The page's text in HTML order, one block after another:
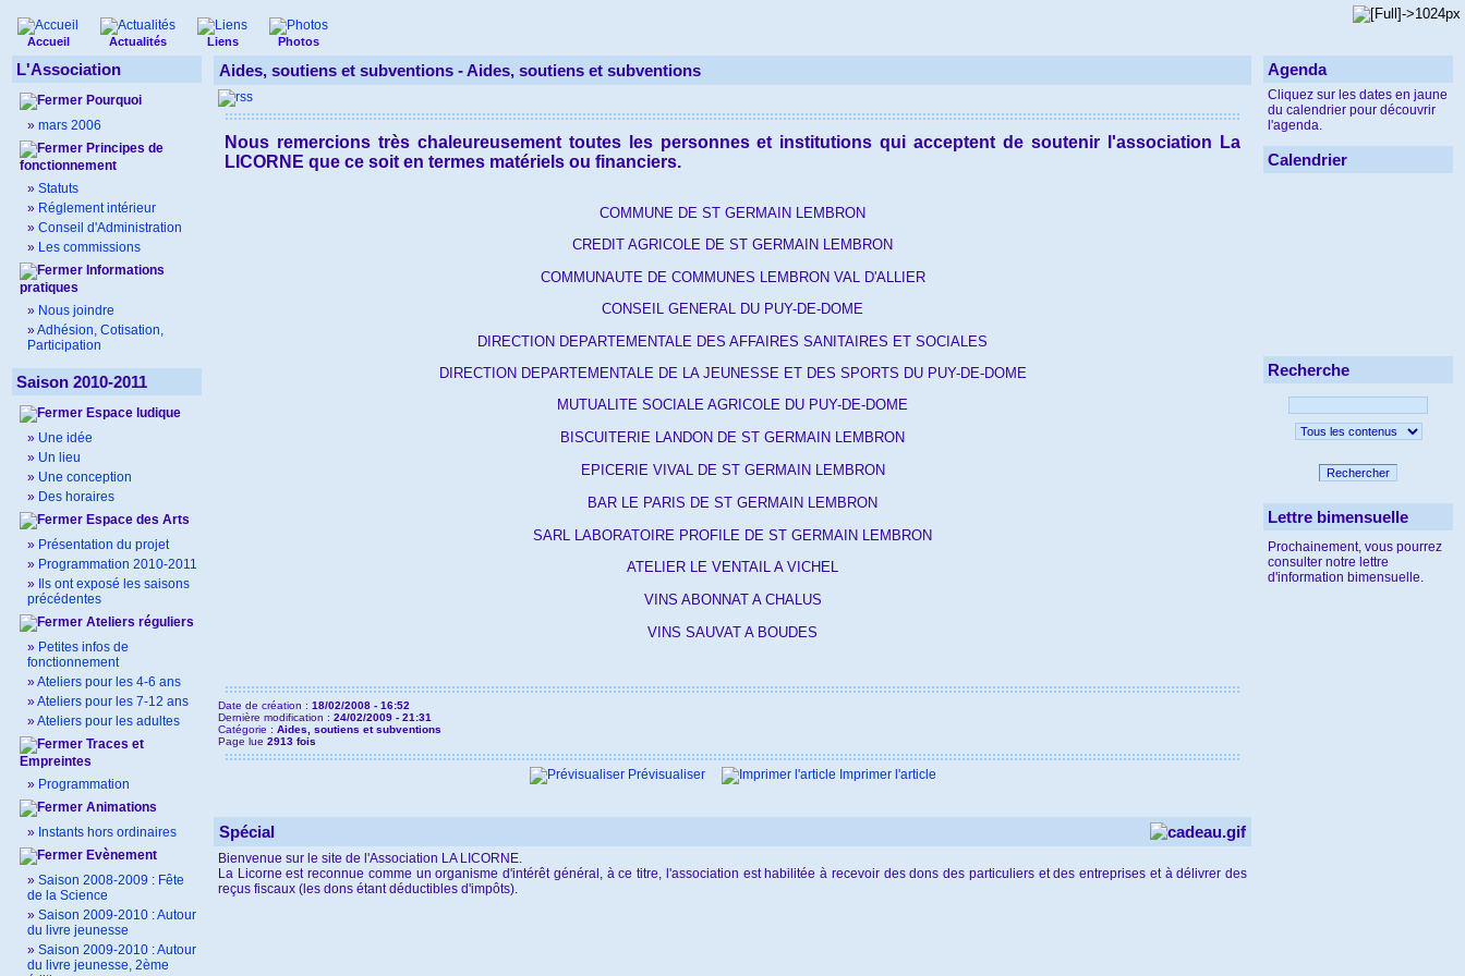
Accueil Actualités Liens Photos
L'Association
Pourquoi
» mars 2006
Principes de
fonctionnement
» Statuts
» Réglement intérieur
» Conseil d'Administration
» Les commissions
Informations
pratiques
» Nous joindre
»Adhésion, Cotisation,
Participation
Saison 2010-2011
Espace ludique
» Une idée
» Un lieu
» Une conception
» Des horaires
Espace des Arts
» Présentation du projet
» Programmation 2010-2011
»
Ils ont exposé les saisons
précédentes
Ateliers réguliers
» Petites infos de
fonctionnement
»Ateliers pour les 4-6 ans
»Ateliers pour les 7-12 ans
»Ateliers pour les adultes
Traces et
Empreintes
» Programmation
Animations
» Instants hors ordinaires
Evènement
» Saison 2008-2009 : Fête
de la Science
» Saison 2009-2010 : Autour
du livre jeunesse
» Saison 2009-2010 : Autour
du livre jeunesse, 2ème
Aides, soutiens et subventions -Aides, soutiens et subventions
Nous remercions très chaleureusement toutes les personnes et institutions qui acceptent de soutenir l'association La
LICORNE que ce soit en termes matériels ou financiers.
COMMUNE DE ST GERMAIN LEMBRON
CREDIT AGRICOLE DE ST GERMAIN LEMBRON
COMMUNAUTE DE COMMUNES LEMBRON VAL D'ALLIER
CONSEIL GENERAL DU PUY-DE-DOME
DIRECTION DEPARTEMENTALE DES AFFAIRES SANITAIRES ET SOCIALES
DIRECTION DEPARTEMENTALE DE LA JEUNESSE ET DES SPORTS DU PUY-DE-DOME
MUTUALITE SOCIALE AGRICOLE DU PUY-DE-DOME
BISCUITERIE LANDON DE ST GERMAIN LEMBRON
EPICERIE VIVAL DE ST GERMAIN LEMBRON
BAR LE PARIS DE ST GERMAIN LEMBRON
SARL LABORATOIRE PROFILE DE ST GERMAIN LEMBRON
ATELIER LE VENTAIL A VICHEL
VINS ABONNAT A CHALUS
VINS SAUVAT A BOUDES
Date de création : 18/02/2008 - 16:52
Dernière modification : 24/02/2009 - 21:31
Catégorie : Aides, soutiens et subventions
Page lue 2913 fois
Prévisualiser Imprimer l'article
Spécial
Bienvenue sur le site de l'Association LA LICORNE.
La Licorne est reconnue comme un organisme d'intérêt général, à ce titre, l'association est habilitée à recevoir des dons des particuliers et des entreprises et à délivrer des
reçus fiscaux (les dons étant déductibles d'impôts).
Agenda
Cliquez sur les dates en jaune
du calendrier pour découvrir
l'agenda.
Calendrier
Recherche
Rechercher
Lettre bimensuelle
Prochainement, vous pourrez
consulter notre lettre
d'information bimensuelle.